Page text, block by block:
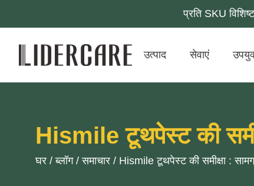
प्रति SKU
उत्पाद सेवाएं
Hismile टूथपेस्ट की
घर /ब्लॉग/समाचार / Hismile टूथपेस्ट की समीक्षा :